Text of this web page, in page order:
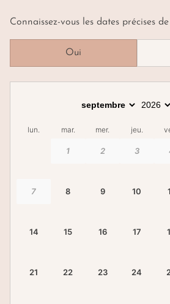
Connaissez-vous les dates précises
Oui